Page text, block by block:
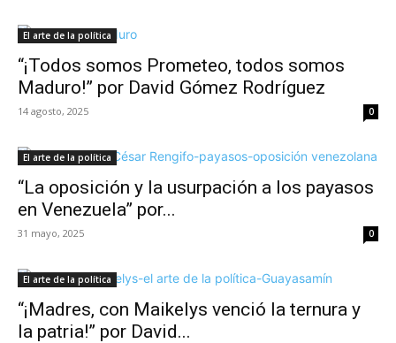
El arte de la política
“¡Todos somos Prometeo, todos somos
Maduro!” por David Gómez Rodríguez
14 agosto, 2025 0
El arte de la política
“La oposición y la usurpación a los payasos
en Venezuela” por...
31 mayo, 2025 0
El arte de la política
“¡Madres, con Maikelys venció la ternura y
la patria!” por David...